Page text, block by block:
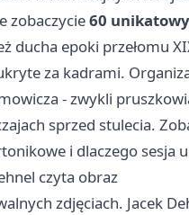
zobaczycie60
ducha epoki przełomu
za kadrami.
- zwykli
sprzed stulecia.
i dlaczego sesja
czyta obraz
zdjęciach. Jacek